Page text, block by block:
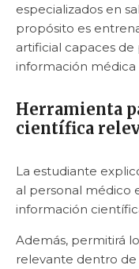
especializados en
propósito es
artificial capaces
información
Herramienta
científica
La estudiante
al personal médico
información
Además, permitirá
relevante dentro